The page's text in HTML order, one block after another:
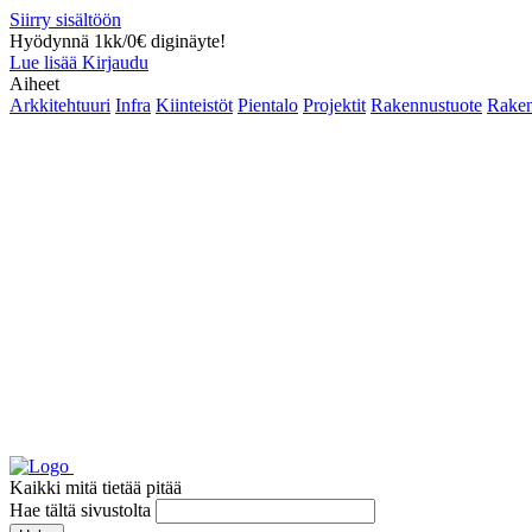
Siirry sisältöön
Hyödynnä 1kk/0€ diginäyte!
Lue lisää Kirjaudu
Aiheet
Arkkitehtuuri Infra Kiinteistöt Pientalo Projektit Rakennustuote
Kaikki mitä tietää pitää
Hae tältä sivustolta